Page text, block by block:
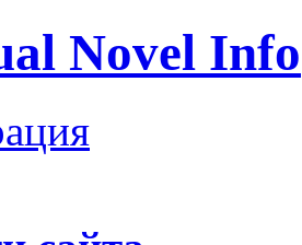
Novel Info